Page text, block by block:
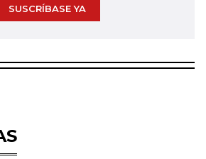
SUSCRÍBASE YA